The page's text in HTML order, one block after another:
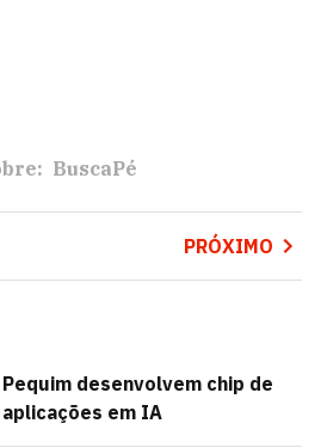
BuscaPé
PRÓXIMO
desenvolvem chip de
em IA